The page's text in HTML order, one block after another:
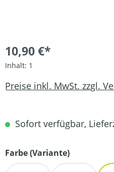
10,90 €*
Inhalt: 1
Preise inkl. MwSt. zzgl.
Sofort verfügbar,
Farbe (Variante)auswählen